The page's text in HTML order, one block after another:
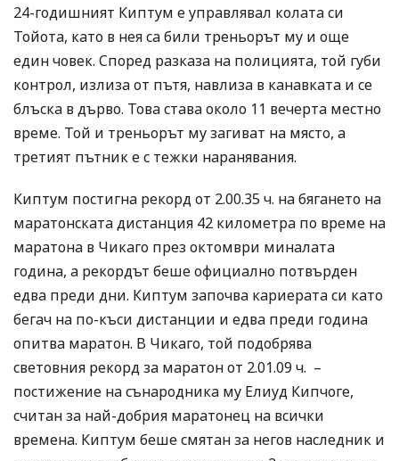
24-годишният Киптум е управлявал колата си
Тойота, като в нея са били треньорът му и още
един човек. Според разказа на полицията, той губи
контрол, излиза от пътя, навлиза в канавката и се
блъска в дърво. Това става около 11 вечерта местно
време. Той и треньорът му загиват на място, а
третият пътник е с тежки наранявания.
Киптум постигна рекорд от 2.00.35 ч. на бягането на
маратонската дистанция 42 километра по време на
маратона в Чикаго през октомври миналата
година, а рекордът беше официално потвърден
едва преди дни. Киптум започва кариерата си като
бегач на по-къси дистанции и едва преди година
опитва маратон. В Чикаго, той подобрява
световния рекорд за маратон от 2.01.09 ч. –
постижение на сънародника му Елиуд Кипчоге,
считан за най-добрия маратонец на всички
времена. Киптум беше смятан за негов наследник и